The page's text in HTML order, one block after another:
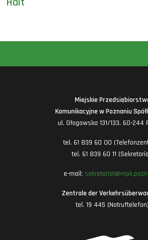
Miejskie
Komunikacyjne w Poznaniu
ul. Głogowska 131/133, 60-244
tel. 61 839 60 00
tel. 61 839 60 11
e-mail:
Zentrale der
tel. 19 445 (Notruftelefon)